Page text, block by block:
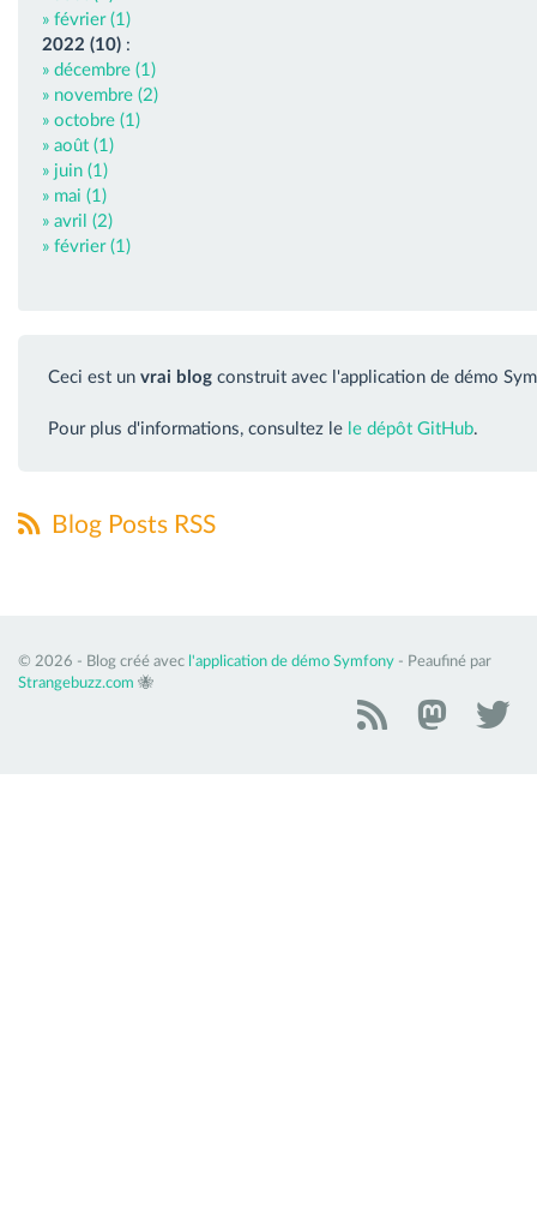
» février (1)
2022 (10) :
» décembre (1)
» novembre (2)
» octobre (1)
» août (1)
» juin (1)
» mai (1)
» avril (2)
» février (1)
Ceci est un vrai blog construit avec l'application de démo
Pour plus d'informations, consultez le le dépôt GitHub.
Blog Posts RSS
© 2026 - Blog créé avec l'application de démo Symfony - Peaufiné par
Strangebuzz.com 🐝